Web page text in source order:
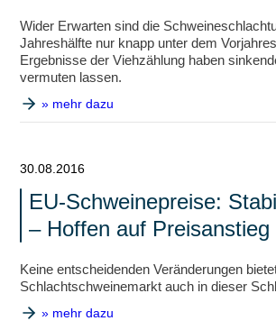
Wider Erwarten sind die
Jahreshälfte nur knapp unter dem
Ergebnisse der Viehzählung haben
vermuten lassen.
» mehr dazu
30.08.2016
EU-Schweinepreise:
– Hoffen auf Preisanstieg
Keine entscheidenden Veränderungen
Schlachtschweinemarkt auch in dieser
» mehr dazu